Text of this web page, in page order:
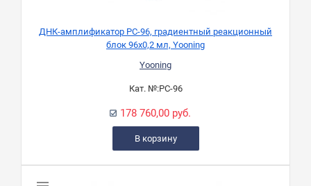
ДНК-амплификатор PC-96, градиентный реакционный
блок 96х0,2 мл, Yooning
Yooning
Кат. №:PC-96
178 760,00 руб.
В корзину